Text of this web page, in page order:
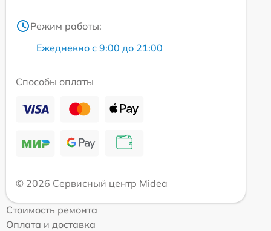
Режим работы:
Ежедневно с 9:00 до 21:00
Способы оплаты
© 2026 Сервисный центр Midea
Стоимость ремонта
Оплата и доставка